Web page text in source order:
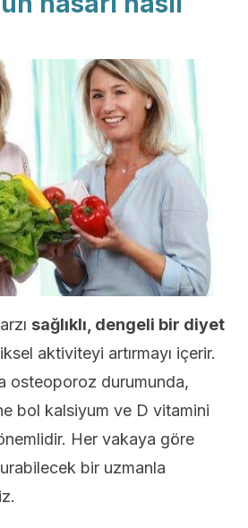
sağlıklı, dengeli bir diyet
aktiviteyi artırmayı içerir.
osteoporoz durumunda,
bol kalsiyum ve D vitamini
Her vakaya göre
bir uzmanla